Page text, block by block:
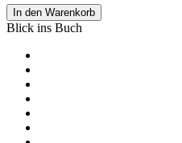
In den Warenkorb
Blick ins Buch